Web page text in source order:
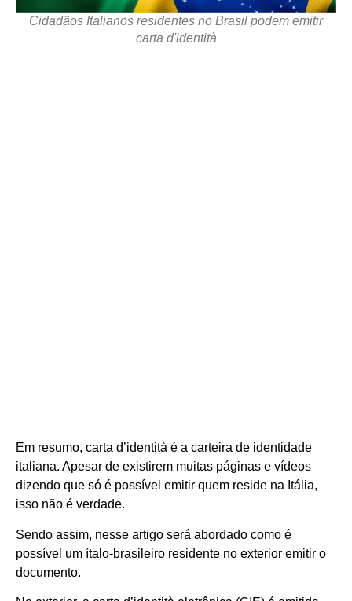
Cidadãos Italianos residentes no Brasil podem emitir
carta d'identità
Em resumo, carta d’identità é a carteira de identidade
italiana. Apesar de existirem muitas páginas e vídeos
dizendo que só é possível emitir quem reside na Itália,
isso não é verdade.
Sendo assim, nesse artigo será abordado como é
possível um ítalo-brasileiro residente no exterior emitir o
documento.